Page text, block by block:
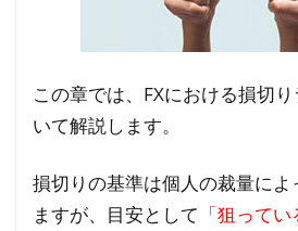
この章では、FXにおける損切
いて解説します。
損切りの基準は個人の裁量によ
ますが、目安として 「狙って